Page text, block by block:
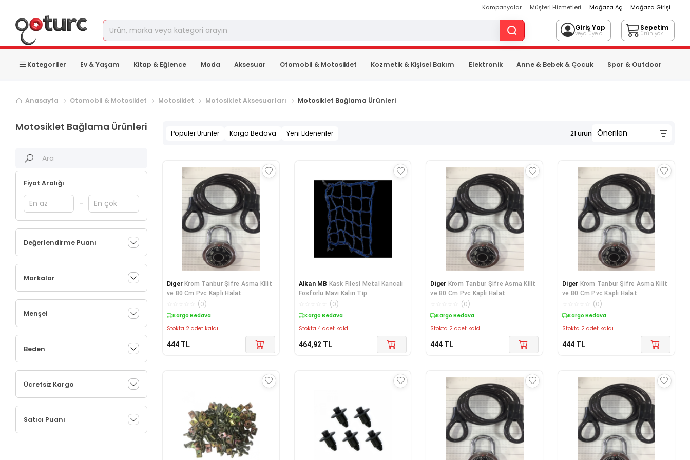
Kampanyalar Müşteri Hizmetleri Mağaza Aç Mağaza Girişi
Giriş Yap
veya üye ol
Sepetim
ürün yok
Kategoriler Ev & Yaşam Kitap & Eğlence Moda Aksesuar Otomobil & Motosiklet Kozmetik & Kişisel Bakım Elektronik Anne & Bebek & Çocuk Spor & Outdoor
Anasayfa Otomobil & Motosiklet Motosiklet Motosiklet Aksesuarları Motosiklet Bağlama Ürünleri
Motosiklet Bağlama Ürünleri
Fiyat Aralığı
-
Değerlendirme Puanı
Markalar
Menşei
Beden
Ücretsiz Kargo
Satıcı Puanı
Popüler Ürünler Kargo Bedava Yeni Eklenenler 21ürün
Diger Krom Tanbur Şifre Asma Kilit
ve 80 Cm Pvc Kaplı Halat
(0)
Kargo Bedava
Stokta 2 adet kaldı.
444 TL
Alkan MB Kask Filesi Metal Kancalı
Fosforlu Mavi Kalın Tip
(0)
Kargo Bedava
Stokta 4 adet kaldı.
464,92 TL
Diger Krom Tanbur Şifre Asma Kilit
ve 80 Cm Pvc Kaplı Halat
(0)
Kargo Bedava
Stokta 2 adet kaldı.
444 TL
Diger Krom Tanbur Şifre Asma Kilit
ve 80 Cm Pvc Kaplı Halat
(0)
Kargo Bedava
Stokta 2 adet kaldı.
444 TL